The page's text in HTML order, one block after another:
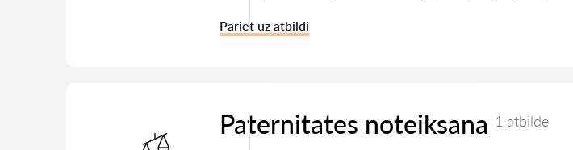
Pāriet uz atbildi
Paternitates noteiksana 1 atbilde